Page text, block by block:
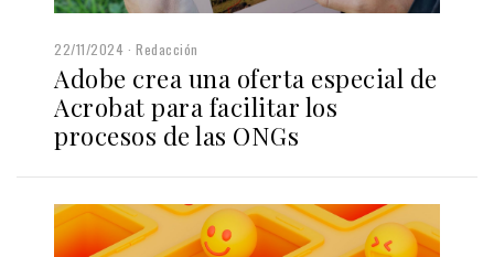
22/11/2024 Redacción
Adobe crea una oferta especial de
Acrobat para facilitar los
procesos de las ONGs